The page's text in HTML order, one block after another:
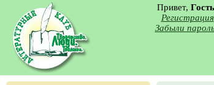
Привет, Гость
Регистрация
Забыли